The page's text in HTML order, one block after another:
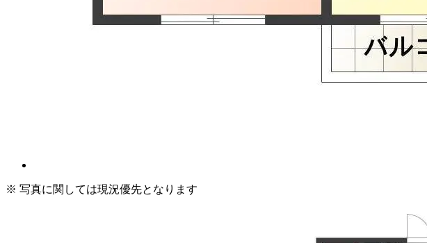
※ 写真に関しては現況優先となります